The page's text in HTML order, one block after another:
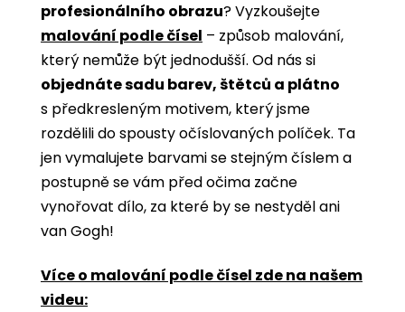
profesionálního obrazu? Vyzkoušejte
malování podle čísel ­­– způsob malování,
který nemůže být jednodušší. Od nás si
objednáte sadu barev, štětců a plátno
s předkresleným motivem, který jsme
rozdělili do spousty očíslovaných políček. Ta
jen vymalujete barvami se stejným číslem a
postupně se vám před očima začne
vynořovat dílo, za které by se nestyděl ani
van Gogh!
Více o malování podle čísel zde na našem
videu: